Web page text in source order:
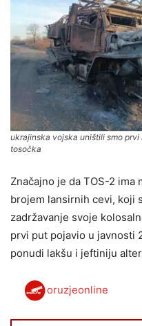
ukrajinska vojska uništili smo
tosočka
Značajno je da TOS-2 ima
brojem lansirnih cevi, koji
zadržavanje svoje
prvi put pojavio u javnosti
ponudi lakšu i jeftiniju
oruzjeonline